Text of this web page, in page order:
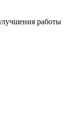
работы